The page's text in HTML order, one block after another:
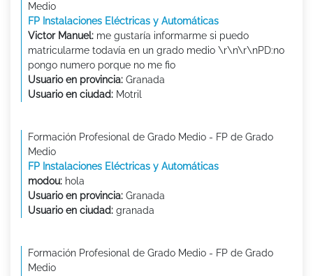
Medio
FP Instalaciones Eléctricas y Automáticas
Victor Manuel: me gustaría informarme si puedo
matricularme todavía en un grado medio \r\n\r\nPD:no
pongo numero porque no me fio
Usuario en provincia: Granada
Usuario en ciudad: Motril
Formación Profesional de Grado Medio - FP de Grado
Medio
FP Instalaciones Eléctricas y Automáticas
modou: hola
Usuario en provincia: Granada
Usuario en ciudad: granada
Formación Profesional de Grado Medio - FP de Grado
Medio